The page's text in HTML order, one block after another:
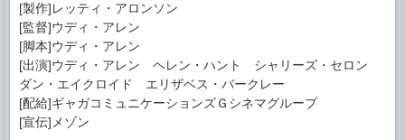
[製作]レッティ・アロンソン
[監督]ウディ・アレン
[脚本]ウディ・アレン
[出演]ウディ・アレン ヘレン・ハント シャリーズ・セロン
ダン・エイクロイド エリザベス・バークレー
[配給]ギャガコミュニケーションズＧシネマグループ
[宣伝]メゾン